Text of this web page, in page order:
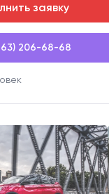
заявку
206-68-68